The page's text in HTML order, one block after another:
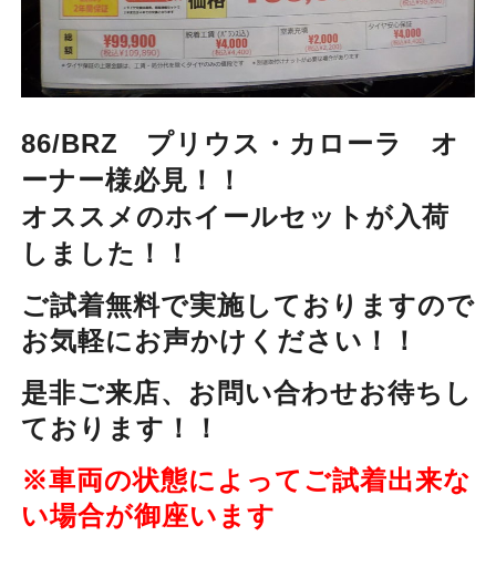
86/BRZ プリウス・カローラ オ
ーナー様必見！！
オススメのホイールセットが入荷
しました！！
ご試着無料で実施しておりますので
お気軽にお声かけください！！
是非ご来店、お問い合わせお待ちし
ております！！
※車両の状態によってご試着出来な
い場合が御座います